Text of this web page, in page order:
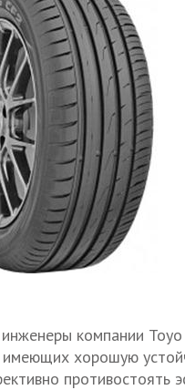
компании
хорошую
противостоять